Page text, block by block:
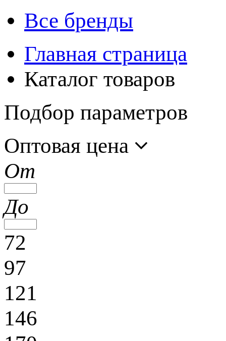
Все бренды
Главная страница
Каталог товаров
Подбор параметров
Оптовая цена
От
До
72
97
121
146